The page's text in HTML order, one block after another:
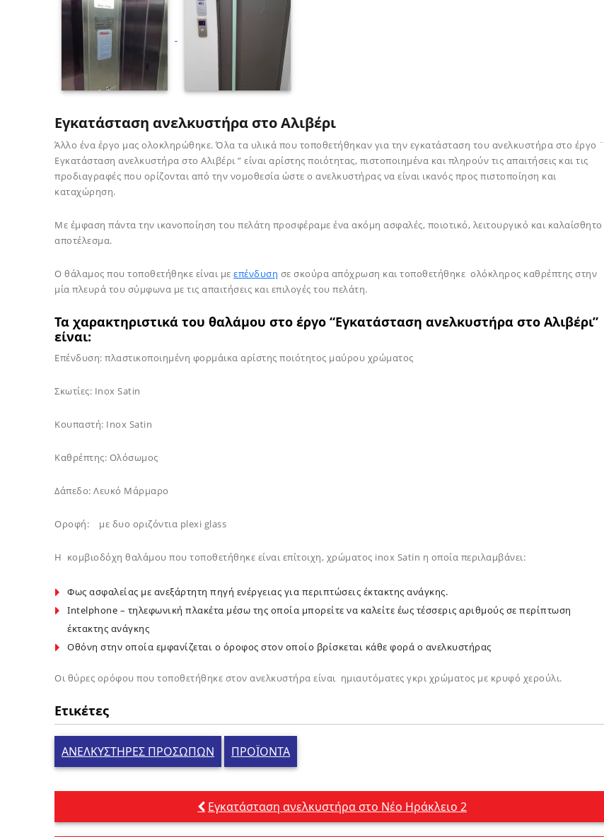
Εγκατάσταση ανελκυστήρα στο Αλιβέρι
Άλλο ένα έργο μας ολοκληρώθηκε. Όλα τα υλικά που τοποθετήθηκαν για την εγκατάσταση του ανελκυστήρα στο έργο ¨
Εγκατάσταση ανελκυστήρα στο Αλιβέρι ” είναι αρίστης ποιότητας, πιστοποιημένα και πληρούν τις απαιτήσεις και τις
προδιαγραφές που ορίζονται από την νομοθεσία ώστε ο ανελκυστήρας να είναι ικανός προς πιστοποίηση και
καταχώρηση.
Με έμφαση πάντα την ικανοποίηση του πελάτη προσφέραμε ένα ακόμη ασφαλές, ποιοτικό, λειτουργικό και καλαίσθητο
αποτέλεσμα.
Ο θάλαμος που τοποθετήθηκε είναι με επένδυση σε σκούρα απόχρωση και τοποθετήθηκε ολόκληρος καθρέπτης στην
μία πλευρά του σύμφωνα με τις απαιτήσεις και επιλογές του πελάτη.
Τα χαρακτηριστικά του θαλάμου στο έργο “Εγκατάσταση ανελκυστήρα στο Αλιβέρι”
είναι:
Επένδυση: πλαστικοποιημένη φορμάικα αρίστης ποιότητος μαύρου χρώματος
Σκωτίες: Inox Satin
Κουπαστή: Inox Satin
Καθρέπτης: Ολόσωμος
Δάπεδο: Λευκό Μάρμαρο
Οροφή: με δυο οριζόντια plexi glass
Η κομβιοδόχη θαλάμου που τοποθετήθηκε είναι επίτοιχη, χρώματος inox Satin η οποία περιλαμβάνει:
Φως ασφαλείας με ανεξάρτητη πηγή ενέργειας για περιπτώσεις έκτακτης ανάγκης.
Intelphone – τηλεφωνική πλακέτα μέσω της οποία μπορείτε να καλείτε έως τέσσερις αριθμούς σε περίπτωση
έκτακτης ανάγκης
Οθόνη στην οποία εμφανίζεται ο όροφος στον οποίο βρίσκεται κάθε φορά ο ανελκυστήρας
Οι θύρες ορόφου που τοποθετήθηκε στον ανελκυστήρα είναι ημιαυτόματες γκρι χρώματος με κρυφό χερούλι.
Ετικέτες
ΑΝΕΛΚΥΣΤΗΡΕΣ ΠΡΟΣΩΠΩΝ ΠΡΟΪΟΝΤΑ
Εγκατάσταση ανελκυστήρα στο Νέο Ηράκλειο 2